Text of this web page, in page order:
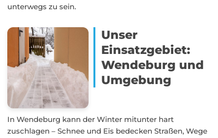
unterwegs zu sein.
Unser
Einsatzgebiet:
Wendeburg und
Umgebung
In Wendeburg kann der Winter mitunter hart
zuschlagen – Schnee und Eis bedecken Straßen, Wege